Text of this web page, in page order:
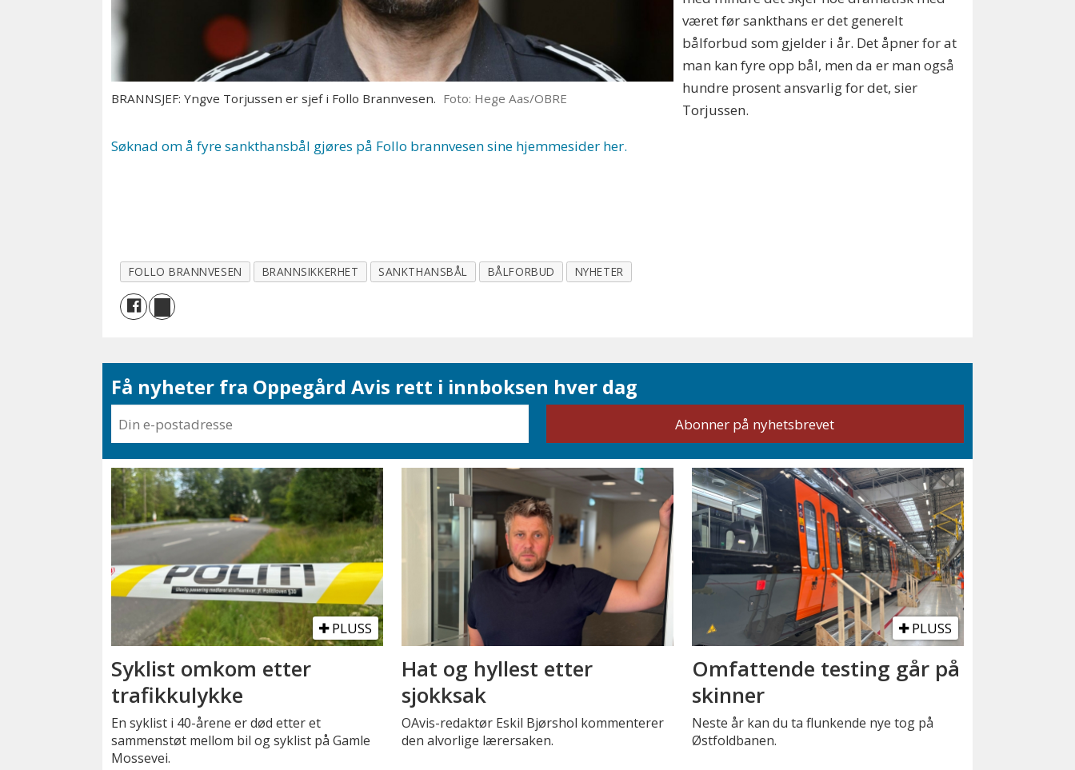
BRANNSJEF: Yngve Torjussen er sjef i Follo Brannvesen. Foto: Hege Aas/OBRE
været før sankthans er det generelt
bålforbud som gjelder i år. Det åpner for at
man kan fyre opp bål, men da er man også
hundre prosent ansvarlig for det, sier
Torjussen.
Søknad om å fyre sankthansbål gjøres på Follo brannvesen sine hjemmesider her.
FOLLO BRANNVESEN BRANNSIKKERHET SANKTHANSBÅL BÅLFORBUD NYHETER
Få nyheter fra Oppegård Avis rett i innboksen hver dag
PLUSS
Syklist omkom etter
trafikkulykke
En syklist i 40-årene er død etter et
sammenstøt mellom bil og syklist på Gamle
Mossevei.
Hat og hyllest etter
sjokksak
OAvis-redaktør Eskil Bjørshol kommenterer
den alvorlige lærersaken.
PLUSS
Omfattende testing går på
skinner
Neste år kan du ta flunkende nye tog på
Østfoldbanen.